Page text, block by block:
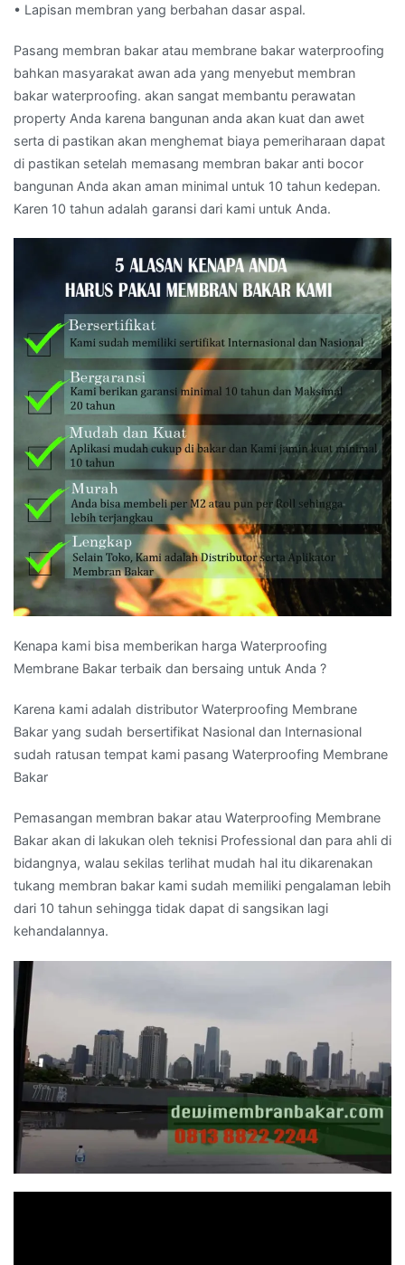
• Lapisan membran yang berbahan dasar aspal.
Pasang membran bakar atau membrane bakar waterproofing
bahkan masyarakat awan ada yang menyebut membran
bakar waterproofing. akan sangat membantu perawatan
property Anda karena bangunan anda akan kuat dan awet
serta di pastikan akan menghemat biaya pemeriharaan dapat
di pastikan setelah memasang membran bakar anti bocor
bangunan Anda akan aman minimal untuk 10 tahun kedepan.
Karen 10 tahun adalah garansi dari kami untuk Anda.
Kenapa kami bisa memberikan harga Waterproofing
Membrane Bakar terbaik dan bersaing untuk Anda ?
Karena kami adalah distributor Waterproofing Membrane
Bakar yang sudah bersertifikat Nasional dan Internasional
sudah ratusan tempat kami pasang Waterproofing Membrane
Bakar
Pemasangan membran bakar atau Waterproofing Membrane
Bakar akan di lakukan oleh teknisi Professional dan para ahli di
bidangnya, walau sekilas terlihat mudah hal itu dikarenakan
tukang membran bakar kami sudah memiliki pengalaman lebih
dari 10 tahun sehingga tidak dapat di sangsikan lagi
kehandalannya.